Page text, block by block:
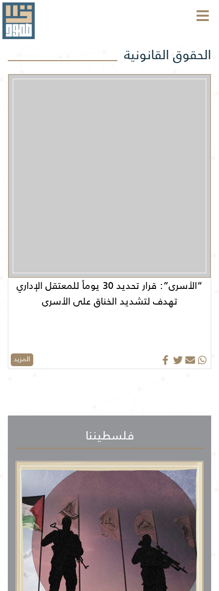
الحقوق القانونية
“الأسرى”: قرار تحديد 30 يوماً للمعتقل الإداري
تهدف لتشديد الخناق على الأسرى
المزيد
فلسطيننا